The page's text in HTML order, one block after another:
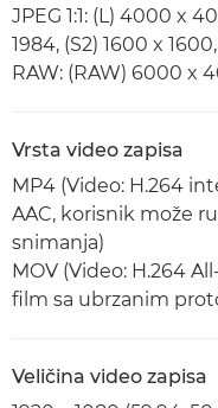
JPEG 1:1: (L) 4000 x
1984, (S2) 1600 x 1600,
RAW: (RAW) 6000 x
Vrsta video zapisa
MP4 (Video: H.264
AAC, korisnik može
snimanja)
MOV (Video: H.264
film sa ubrzanim
Veličina video zapisa